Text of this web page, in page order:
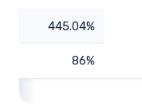
445.04%
86%